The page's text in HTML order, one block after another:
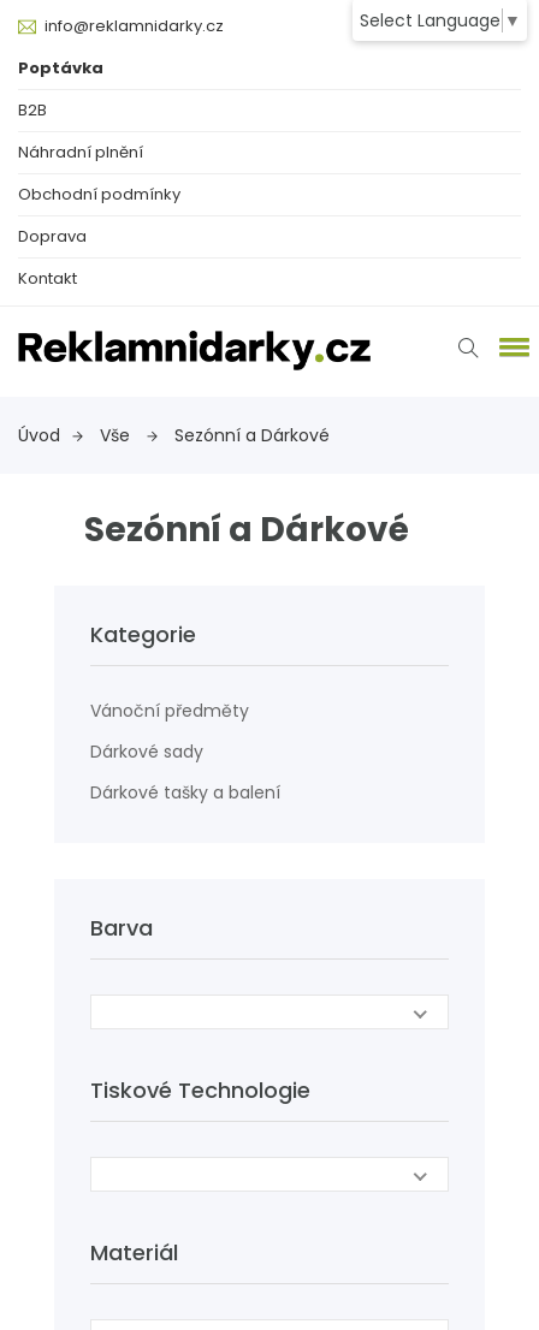
Select Language ▼
info@reklamnidarky.cz
Poptávka
B2B
Náhradní plnění
Obchodní podmínky
Doprava
Kontakt
Úvod Vše Sezónní a Dárkové
Sezónní a Dárkové
Kategorie
Vánoční předměty
Dárkové sady
Dárkové tašky a balení
Barva
Tiskové Technologie
Materiál